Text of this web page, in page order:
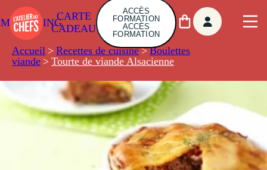
CARTE
CADEAU
ACCÈS
FORMATION
ACCÈS
FORMATION
Accueil > Recettes de cuisine > Boulettes
viande > Tourte de viande Alsacienne